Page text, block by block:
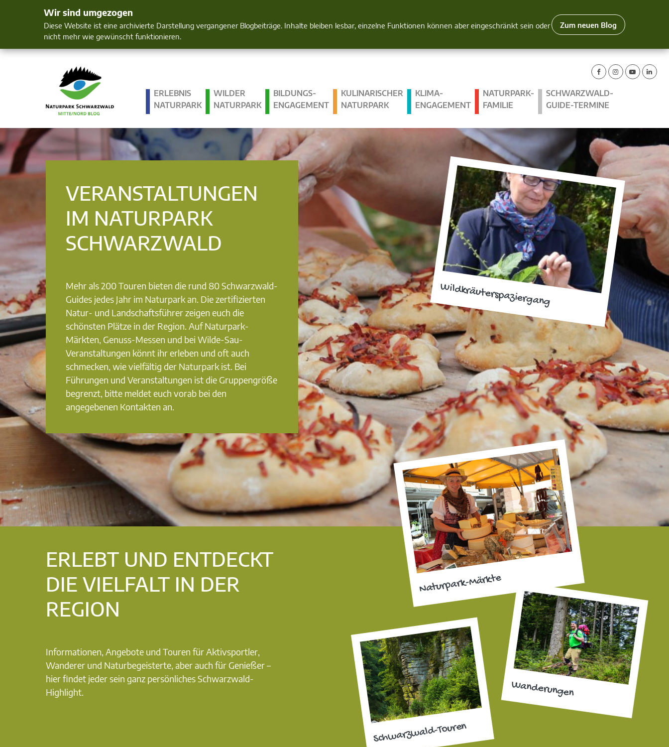
Wir sind umgezogen
Diese Website ist eine archivierte Darstellung vergangener Blogbeiträge. Inhalte bleiben lesbar, einzelne Funktionen können aber eingeschränkt sein oder
nicht mehr wie gewünscht funktionieren.
Zum neuen Blog
Mensch und Natur im Blick
ERLEBNIS
NATURPARK
WILDER
NATURPARK
BILDUNGS­
ENGAGEMENT
KULINARISCHER
NATURPARK
KLIMA­
ENGAGEMENT
NATURPARK-
FAMILIE
SCHWARZWALD-
GUIDE-TERMINE
Wildkräuterspaziergang
VERANSTALTUNGEN
IM NATURPARK
SCHWARZWALD
Mehr als 200 Touren bieten die rund 80 Schwarzwald-
Guides jedes Jahr im Naturpark an. Die zertifizierten
Natur- und Landschaftsführer zeigen euch die
schönsten Plätze in der Region. Auf Naturpark-
Märkten, Genuss-Messen und bei Wilde-Sau-
Veranstaltungen könnt ihr erleben und oft auch
schmecken, wie vielfältig der Naturpark ist. Bei
Führungen und Veranstaltungen ist die Gruppengröße
begrenzt, bitte meldet euch vorab bei den
angegebenen Kontakten an.
ERLEBT UND ENTDECKT
DIE VIELFALT IN DER
REGION
Informationen, Angebote und Touren für Aktivsportler,
Wanderer und Naturbegeisterte, aber auch für Genießer –
hier findet jeder sein ganz persönliches Schwarzwald-
Highlight.
Naturpark-Märkte
Wanderungen
Schwarzwald-Touren